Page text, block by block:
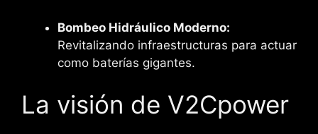
Bombeo Hidráulico Moderno:
Revitalizando infraestructuras para actuar
como baterías gigantes.
La visión de V2Cpower